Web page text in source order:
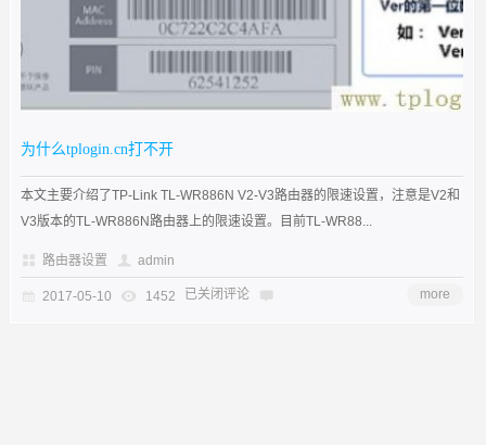
为什么tplogin.cn打不开
本文主要介绍了TP-Link TL-WR886N V2-V3路由器的限速设置，注意是V2和
V3版本的TL-WR886N路由器上的限速设置。目前TL-WR88...
路由器设置 admin
2017-05-10 1452 已关闭评论 more